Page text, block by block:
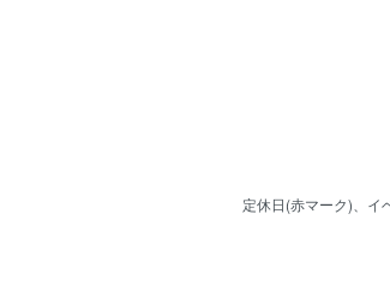
定休日(赤マーク)、イ